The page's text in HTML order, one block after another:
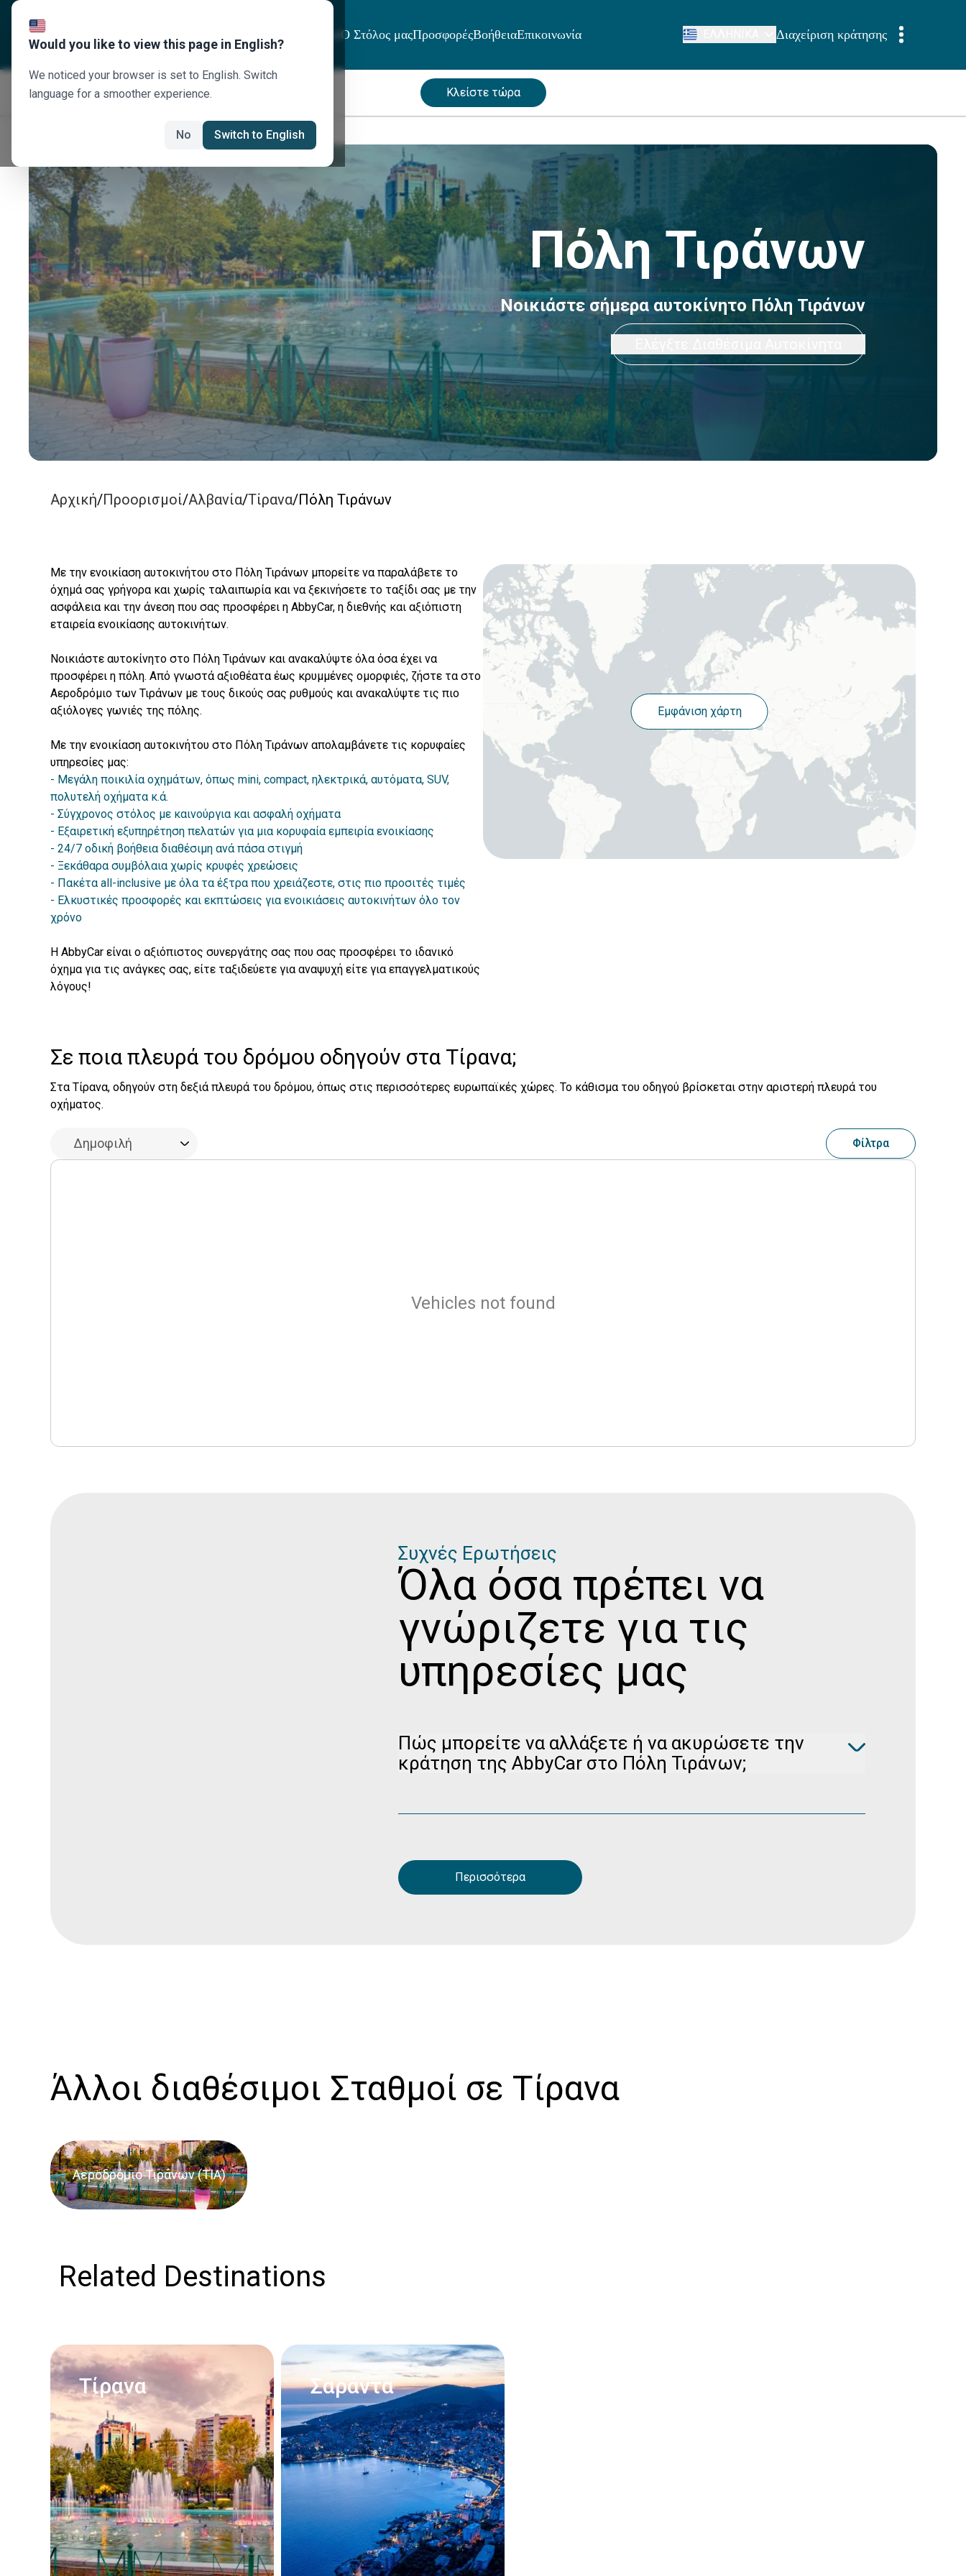
Σχετικά με εμάς ΠροορισμοίΟ Στόλος μαςΠροσφορέςΒοήθειαΕπικοινωνία Διαχείριση κράτησης
Κλείστε τώρα
Πόλη Τιράνων
Νοικιάστε σήμερα αυτοκίνητο Πόλη Τιράνων
Αρχική/Προορισμοί/Αλβανία/Τίρανα/Πόλη Τιράνων
Με την ενοικίαση αυτοκινήτου στο Πόλη Τιράνων μπορείτε να παραλάβετε το
όχημά σας γρήγορα και χωρίς ταλαιπωρία και να ξεκινήσετε το ταξίδι σας με την
ασφάλεια και την άνεση που σας προσφέρει η AbbyCar, η διεθνής και αξιόπιστη
εταιρεία ενοικίασης αυτοκινήτων.
Νοικιάστε αυτοκίνητο στο Πόλη Τιράνων και ανακαλύψτε όλα όσα έχει να
προσφέρει η πόλη. Από γνωστά αξιοθέατα έως κρυμμένες ομορφιές, ζήστε τα στο
Αεροδρόμιο των Τιράνων με τους δικούς σας ρυθμούς και ανακαλύψτε τις πιο
αξιόλογες γωνιές της πόλης.
Με την ενοικίαση αυτοκινήτου στο Πόλη Τιράνων απολαμβάνετε τις κορυφαίες
υπηρεσίες μας:
- Μεγάλη ποικιλία οχημάτων, όπως mini, compact, ηλεκτρικά, αυτόματα, SUV,
πολυτελή οχήματα κ.ά.
- Σύγχρονος στόλος με καινούργια και ασφαλή οχήματα
- Εξαιρετική εξυπηρέτηση πελατών για μια κορυφαία εμπειρία ενοικίασης
- 24/7 οδική βοήθεια διαθέσιμη ανά πάσα στιγμή
- Ξεκάθαρα συμβόλαια χωρίς κρυφές χρεώσεις
- Πακέτα all-inclusive με όλα τα έξτρα που χρειάζεστε, στις πιο προσιτές τιμές
- Ελκυστικές προσφορές και εκπτώσεις για ενοικιάσεις αυτοκινήτων όλο τον
χρόνο
Η AbbyCar είναι ο αξιόπιστος συνεργάτης σας που σας προσφέρει το ιδανικό
όχημα για τις ανάγκες σας, είτε ταξιδεύετε για αναψυχή είτε για επαγγελματικούς
λόγους!
Εμφάνιση χάρτη
Σε ποια πλευρά του δρόμου οδηγούν στα Τίρανα;
Στα Τίρανα, οδηγούν στη δεξιά πλευρά του δρόμου, όπως στις περισσότερες ευρωπαϊκές χώρες. Το κάθισμα του οδηγού βρίσκεται στην αριστερή πλευρά του
οχήματος.
Φίλτρα
Vehicles not found
Συχνές Ερωτήσεις
Όλα όσα πρέπει να
γνώριζετε για τις
υπηρεσίες μας
Πώς μπορείτε να αλλάξετε ή να ακυρώσετε την
κράτηση της AbbyCar στο Πόλη Τιράνων;
Περισσότερα
Άλλοι διαθέσιμοι Σταθμοί σε Τίρανα
Αεροδρόμιο Τιράνων (TIA)
Related Destinations
Τίρανα Σαράντα
Would you like to view this page in English?
We noticed your browser is set to English. Switch
language for a smoother experience.
No Switch to English